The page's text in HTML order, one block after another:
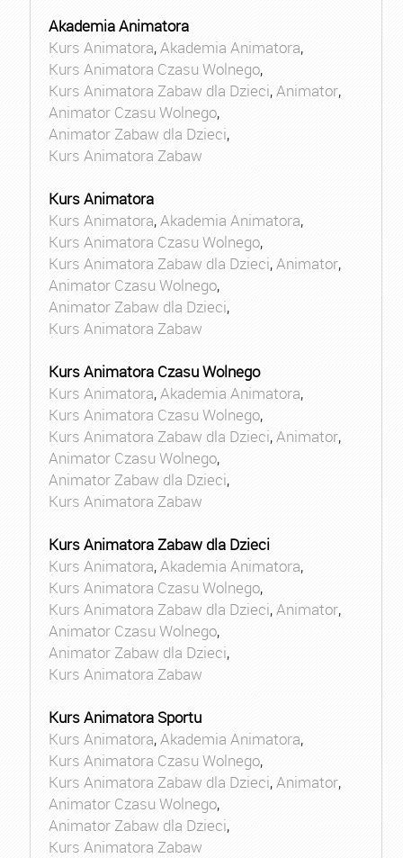
Akademia Animatora
Kurs Animatora,Akademia Animatora,
Kurs Animatora Czasu Wolnego,
Kurs Animatora Zabaw dla Dzieci,Animator,
Animator Czasu Wolnego,
Animator Zabaw dla Dzieci,
Kurs Animatora Zabaw
Kurs Animatora
Kurs Animatora,Akademia Animatora,
Kurs Animatora Czasu Wolnego,
Kurs Animatora Zabaw dla Dzieci,Animator,
Animator Czasu Wolnego,
Animator Zabaw dla Dzieci,
Kurs Animatora Zabaw
Kurs Animatora Czasu Wolnego
Kurs Animatora,Akademia Animatora,
Kurs Animatora Czasu Wolnego,
Kurs Animatora Zabaw dla Dzieci,Animator,
Animator Czasu Wolnego,
Animator Zabaw dla Dzieci,
Kurs Animatora Zabaw
Kurs Animatora Zabaw dla Dzieci
Kurs Animatora,Akademia Animatora,
Kurs Animatora Czasu Wolnego,
Kurs Animatora Zabaw dla Dzieci,Animator,
Animator Czasu Wolnego,
Animator Zabaw dla Dzieci,
Kurs Animatora Zabaw
Kurs Animatora Sportu
Kurs Animatora,Akademia Animatora,
Kurs Animatora Czasu Wolnego,
Kurs Animatora Zabaw dla Dzieci,Animator,
Animator Czasu Wolnego,
Animator Zabaw dla Dzieci,
Kurs Animatora Zabaw